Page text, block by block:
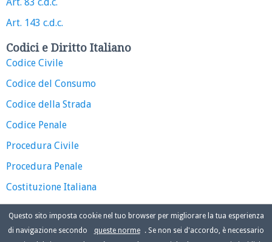
Art. 143 c.d.c.
Codici e Diritto Italiano
Codice Civile
Codice del Consumo
Codice della Strada
Codice Penale
Procedura Civile
Procedura Penale
Costituzione Italiana
Questo sito imposta cookie nel tuo browser per migliorare la tua esperienza
di navigazione secondo
queste norme
. Se non sei d'accordo, è necessario